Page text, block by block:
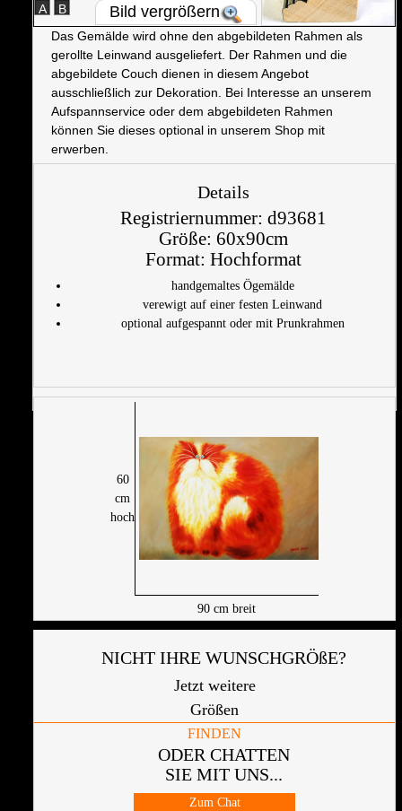
A B Bild vergrößern
Das Gemälde wird ohne den abgebildeten Rahmen als
gerollte Leinwand ausgeliefert. Der Rahmen und die
abgebildete Couch dienen in diesem Angebot
ausschließlich zur Dekoration. Bei Interesse an unserem
Aufspannservice oder dem abgebildeten Rahmen
können Sie dieses optional in unserem Shop mit
erwerben.
Details
Registriernummer: d93681
Größe: 60x90cm
Format: Hochformat
handgemaltes Ögemälde
verewigt auf einer festen Leinwand
optional aufgespannt oder mit Prunkrahmen
60
cm
hoch
90 cm breit
NICHT IHRE WUNSCHGRÖßE?
Jetzt weitere
Größen
FINDEN
ODER CHATTEN
SIE MIT UNS...
Zum Chat